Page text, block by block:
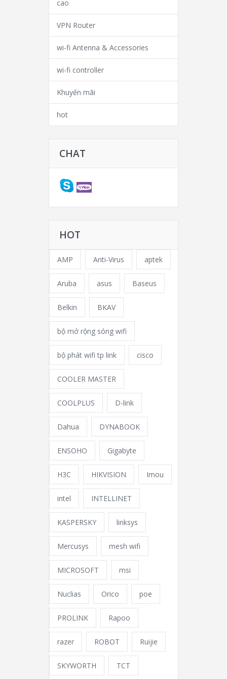
cao
VPN Router
wi-fi Antenna & Accessories
wi-fi controller
Khuyến mãi
hot
CHAT
HOT
AMP Anti-Virus aptek
Aruba asus Baseus
Belkin BKAV
bộ mở rộng sóng wifi
bộ phát wifi tp link cisco
COOLER MASTER
COOLPLUS D-link
Dahua DYNABOOK
ENSOHO Gigabyte
H3C HIKVISION Imou
intel INTELLINET
KASPERSKY linksys
Mercusys mesh wifi
MICROSOFT msi
Nuclias Orico poe
PROLINK Rapoo
razer ROBOT Ruijie
SKYWORTH TCT